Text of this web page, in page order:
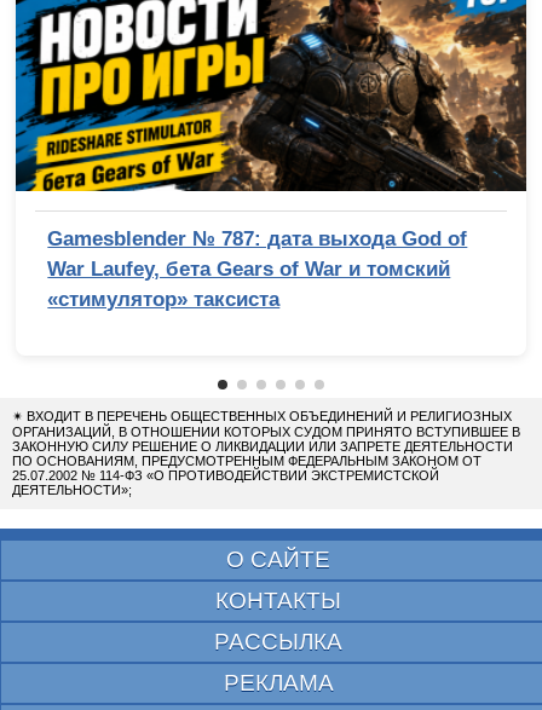
Gamesblender № 787: дата выхода God of
War Laufey, бета Gears of War и томский
«стимулятор» таксиста
✴ ВХОДИТ В ПЕРЕЧЕНЬ ОБЩЕСТВЕННЫХ ОБЪЕДИНЕНИЙ И РЕЛИГИОЗНЫХ
ОРГАНИЗАЦИЙ, В ОТНОШЕНИИ КОТОРЫХ СУДОМ ПРИНЯТО ВСТУПИВШЕЕ В
ЗАКОННУЮ СИЛУ РЕШЕНИЕ О ЛИКВИДАЦИИ ИЛИ ЗАПРЕТЕ ДЕЯТЕЛЬНОСТИ
ПО ОСНОВАНИЯМ, ПРЕДУСМОТРЕННЫМ ФЕДЕРАЛЬНЫМ ЗАКОНОМ ОТ
25.07.2002 № 114-ФЗ «О ПРОТИВОДЕЙСТВИИ ЭКСТРЕМИСТСКОЙ
ДЕЯТЕЛЬНОСТИ»;
О САЙТЕ
КОНТАКТЫ
РАССЫЛКА
РЕКЛАМА